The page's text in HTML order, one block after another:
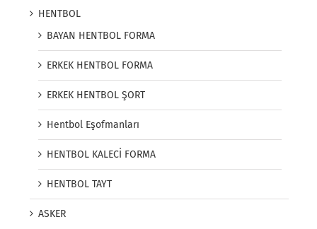
HENTBOL
BAYAN HENTBOL FORMA
ERKEK HENTBOL FORMA
ERKEK HENTBOL ŞORT
Hentbol Eşofmanları
HENTBOL KALECİ FORMA
HENTBOL TAYT
ASKER